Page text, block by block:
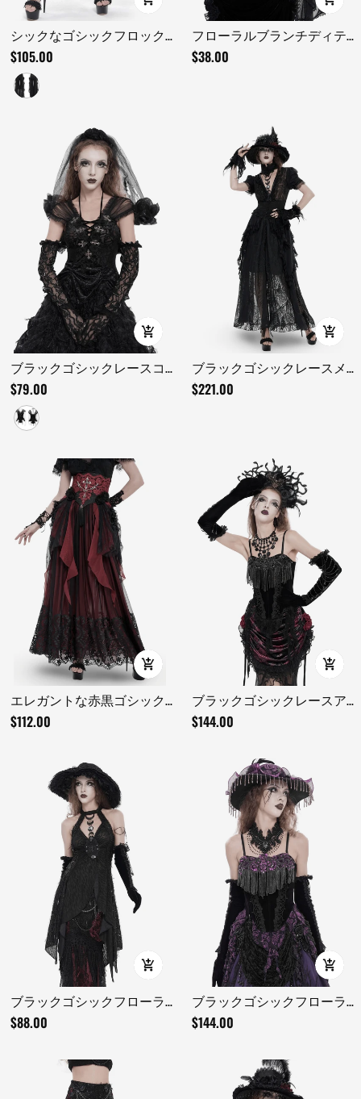
シックなゴシックフロック
ドワイドレッグパンツ（レ
ースパネル付き）
$105.00
フローラルブランチディテ
ール付きブラックゴシック
$38.00
ブラックゴシックレースコ
ルセットトップ シアラッフ
ルスリーブ付き
$79.00
ブラックゴシックレースメ
ッシュマキシドレス（半
$221.00
エレガントな赤黒ゴシック
レースコルセットベルトと
$112.00
ブラックゴシックレースア
ップベルベットフリンジコ
$144.00
ブラックゴシックフローラ
ルレースアップコルセット
$88.00
ブラックゴシックフローラ
ルレースアップコルセット
$144.00